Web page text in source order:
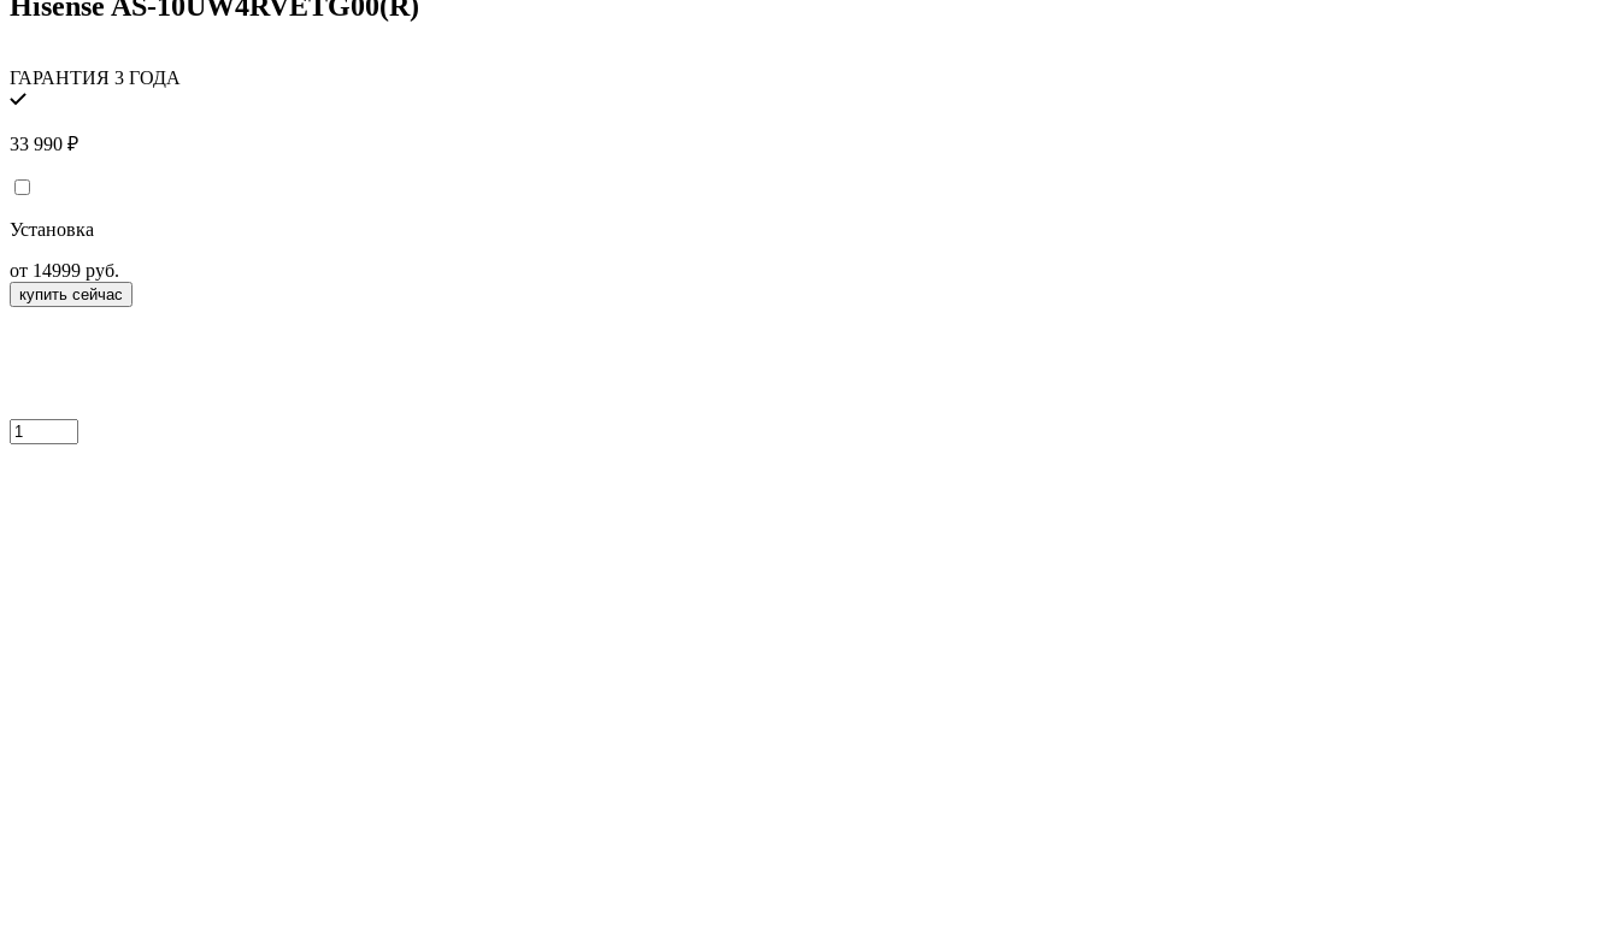
ГАРАНТИЯ 3 ГОДА
33 990 ₽
Установка
от 14999 руб.
купить сейчас